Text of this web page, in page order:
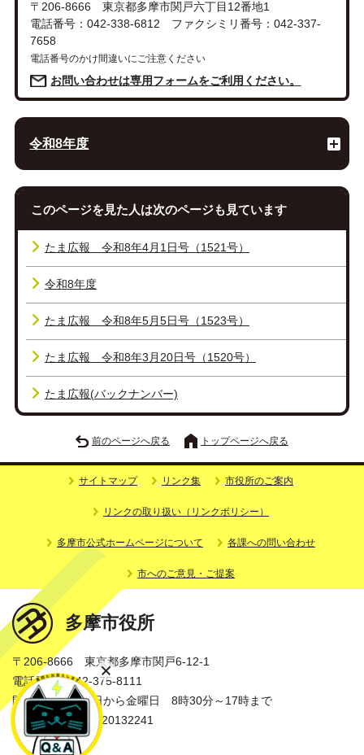
〒206-8666 東京都多摩市関戸六丁目12番地1
電話番号：042-338-6812 ファクシミリ番号：042-337-
7658
電話番号のかけ間違いにご注意ください
お問い合わせは専用フォームをご利用ください。
令和8年度
このページを見た人は次のページも見ています
たま広報 令和8年4月1日号（1521号）
令和8年度
たま広報 令和8年5月5日号（1523号）
たま広報 令和8年3月20日号（1520号）
たま広報(バックナンバー)
前のページへ戻る トップページへ戻る
サイトマップ リンク集 市役所のご案内
リンクの取り扱い（リンクポリシー）
多摩市公式ホームページについて 各課への問い合わせ
市へのご意見・ご提案
多摩市役所
〒206-8666 東京都多摩市関戸6-12-1
電話番号：042-375-8111
開庁時間：月曜日から金曜日 8時30分～17時まで
法人番号：3000020132241